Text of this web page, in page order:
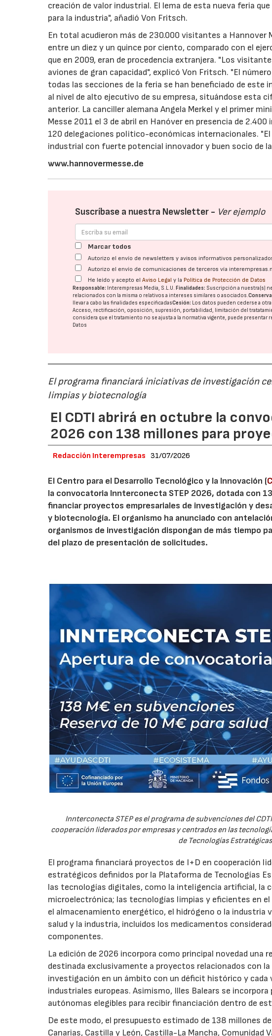
creación de valor industrial. El lema de esta nueva feria
para la industria", añadió Von Fritsch.
En total acudieron más de 230.000 visitantes a Hannover
entre un diez y un quince por ciento, comparado con el
que en 2009, eran de procedencia extranjera. "Los
aviones de gran capacidad", explicó Von Fritsch. "El
todas las secciones de la feria se han beneficiado de
al nivel de alto ejecutivo de su empresa, situándose esta
anterior. La canciller alemana Angela Merkel y el primer
Messe 2011 el 3 de abril en Hanóver en presencia de
120 delegaciones politico-económicas internacionales.
industrial con fuerte potencial innovador y buen socio de
www.hannovermesse.de
Suscríbase a nuestra Newsletter - Ver ejemplo
Marcar todos
Autorizo el envío de newsletters y avisos informativos
Autorizo el envío de comunicaciones de terceros vía
He leído y acepto elAviso Legal y la Política de Protección de Datos
Responsable: Interempresas Media, S.L.U. Finalidades: Suscripción a nuestra(s)
relacionados con la misma o relativos a intereses similares o asociados.
llevar a cabo las finalidades especificadasCesión: Los datos pueden cederse a
Acceso, rectificación, oposición, supresión, portabilidad, limitación del
considera que el tratamiento no se ajusta a la normativa vigente, puede presentar
Datos
El programa financiará iniciativas de investigación
limpias y biotecnología
El CDTI abrirá en octubre la
2026 con 138 millones para
Redacción Interempresas 31/07/2026
El Centro para el Desarrollo Tecnológico y la Innovación (
la convocatoria Innterconecta STEP 2026, dotada con
financiar proyectos empresariales de investigación y
y biotecnología. El organismo ha anunciado con
organismos de investigación dispongan de más tiempo
del plazo de presentación de solicitudes.
Innterconecta STEP es el programa de subvenciones del
cooperación liderados por empresas y centrados en las
de Tecnologías
El programa financiará proyectos de I+D en cooperación
estratégicos definidos por la Plataforma de Tecnologías
las tecnologías digitales, como la inteligencia artificial, la
microelectrónica; las tecnologías limpias y eficientes en
el almacenamiento energético, el hidrógeno o la industria
salud y la industria, incluidos los medicamentos
componentes.
La edición de 2026 incorpora como principal novedad una
destinada exclusivamente a proyectos relacionados con
investigación en un ámbito con un déficit histórico y
industriales europeas. Asimismo, Illes Balears se
autónomas elegibles para recibir financiación dentro de
De este modo, el presupuesto estimado de 138 millones
Canarias, Castilla y León, Castilla-La Mancha, Comunidad